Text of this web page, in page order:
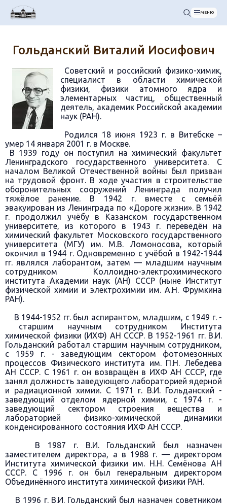
МЕНЮ
Гольданский Виталий Иосифович
Советский и российский физико-химик,
специалист в области химической
физики, физики атомного ядра и
элементарных частиц, общественный
деятель, академик Российской академии
наук (РАН).
Родился 18 июня 1923 г. в Витебске –
умер 14 января 2001 г. в Москве.
В 1939 году он поступил на химический факультет
Ленинградского государственного университета. С
началом Великой Отечественной войны был призван
на трудовой фронт. В ходе участия в строительстве
оборонительных сооружений Ленинграда получил
тяжёлое ранение. В 1942 г. вместе с семьёй
эвакуирован из Ленинграда по «Дороге жизни». В 1942
г. продолжил учёбу в Казанском государственном
университете, из которого в 1943 г. переведён на
химический факультет Московского государственного
университета (МГУ) им. М.В. Ломоносова, который
окончил в 1944 г. Одновременно с учёбой в 1942-1944
гг. являлся лаборантом, затем — младшим научным
сотрудником Коллоидно-электрохимического
института Академии наук (АН) СССР (ныне Институт
физической химии и электрохимии им. А.Н. Фрумкина
РАН).
В 1944-1952 гг. был аспирантом, младшим, с 1949 г. -
старшим научным сотрудником Института
химической физики (ИХФ) АН СССР. В 1952-1961 гг. В.И.
Гольданский работал старшим научным сотрудником,
с 1959 г. - заведующим сектором фотомезонных
процессов Физического института им. П.Н. Лебедева
АН СССР. С 1961 г. он возвращён в ИХФ АН СССР, где
занял должность заведующего лабораторией ядерной
и радиационной химии. С 1971 г. В.И. Гольданский -
заведующий отделом ядерной химии, с 1974 г. -
заведующий сектором строения вещества и
лабораторией физико-химической динамики
конденсированного состояния ИХФ АН СССР.
В 1987 г. В.И. Гольданский был назначен
заместителем директора, а в 1988 г. — директором
Института химической физики им. Н.Н. Семёнова АН
СССР. С 1996 г. он был генеральным директором
Объединённого института химической физики РАН.
В 1996 г. В.И. Гольданский был назначен советником